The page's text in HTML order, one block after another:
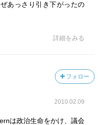
あっさり引き下がったの
詳細をみる
フォロー
2010.02.09
は政治生命をかけ、議会